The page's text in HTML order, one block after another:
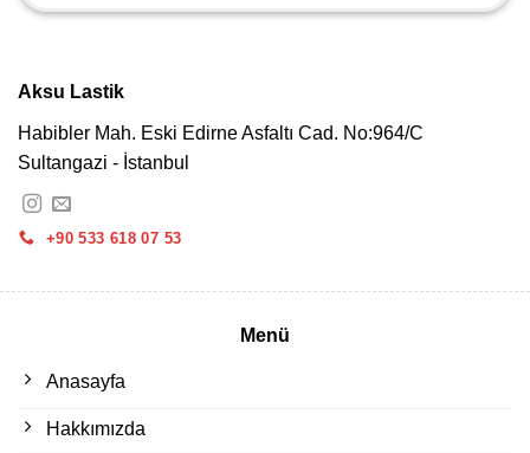
Aksu Lastik
Habibler Mah. Eski Edirne Asfaltı Cad. No:964/C
Sultangazi - İstanbul
+90 533 618 07 53
Menü
Anasayfa
Hakkımızda